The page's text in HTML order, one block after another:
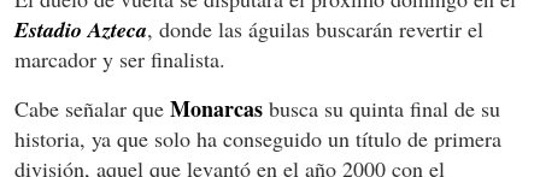
Estadio Azteca, donde las águilas buscarán revertir el
marcador y ser finalista.
Cabe señalar que Monarcas busca su quinta final de su
historia, ya que solo ha conseguido un título de primera
división, aquel que levantó en el año 2000 con el